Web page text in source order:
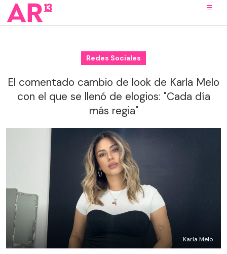
Redes Sociales
El comentado cambio de look de Karla Melo
con el que se llenó de elogios: "Cada día
más regia"
Karla Melo